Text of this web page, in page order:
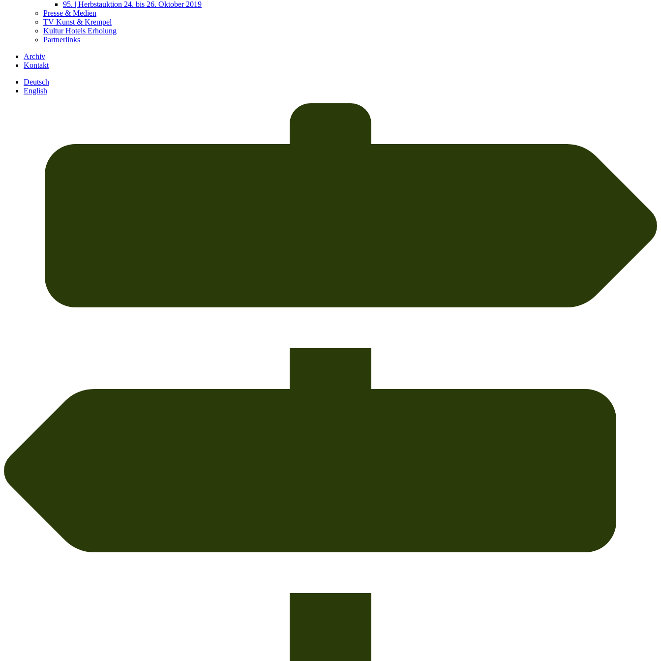
95. | Herbstauktion 24. bis 26. Oktober 2019
Presse & Medien
TV Kunst & Krempel
Kultur Hotels Erholung
Partnerlinks
Archiv
Kontakt
Deutsch
English